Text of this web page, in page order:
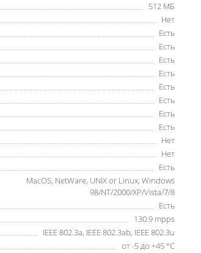
512 МБ
Нет
Есть
Есть
Есть
Есть
Есть
Есть
Есть
Есть
Нет
Нет
Есть
MacOS, NetWare, UNIX or Linux, Windows
98/NT/2000/XP/Vista/7/8
Есть
130.9 mpps
IEEE 802.3a, IEEE 802.3ab, IEEE 802.3u
от -5 до +45 °С